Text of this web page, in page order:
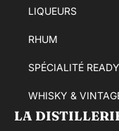
LIQUEURS
RHUM
SPÉCIALITÉ
WHISKY &
LA